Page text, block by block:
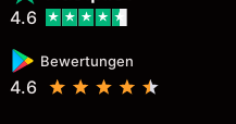
Bewertungen
4.6
4.6